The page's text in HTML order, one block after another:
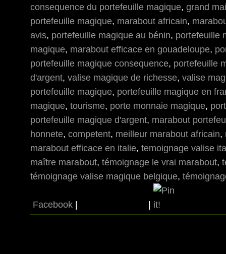
consequence du portefeuille magique, grand
portefeuille magique, marabout africain,
avis, portefeuille magique au bénin, portefeuille
magique, marabout efficace en gouadeloupe,
portefeuille magique consequence, portefeuille
d'argent, valise magique de richesse, valise
portefeuille magique, portefeuille magique en
magique, tourisme, porte monnaie magique,
portefeuille magique d'argent, marabout
honnete, competent, meilleur marabout africain,
marabout efficace en italie, temoignage valise
maître marabout, témoignage le vrai marabout,
témoignage valise magique belgique,
Facebook